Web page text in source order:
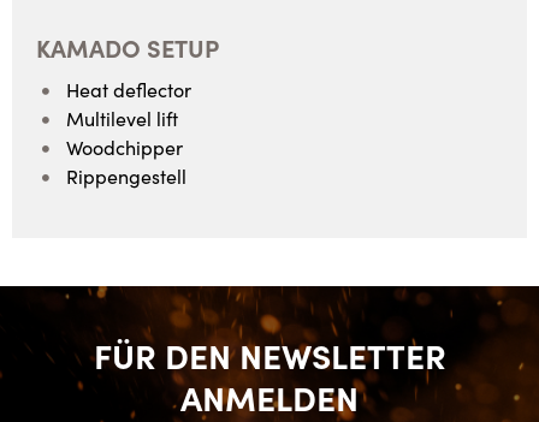
KAMADO SETUP
Heat deflector
Multilevel lift
Woodchipper
Rippengestell
FÜR DEN NEWSLETTER
ANMELDEN